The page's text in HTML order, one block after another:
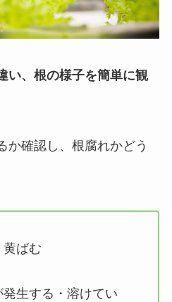
い、根の様子を簡単に観
か確認し、根腐れかどう
ばむ
生する・溶けてい